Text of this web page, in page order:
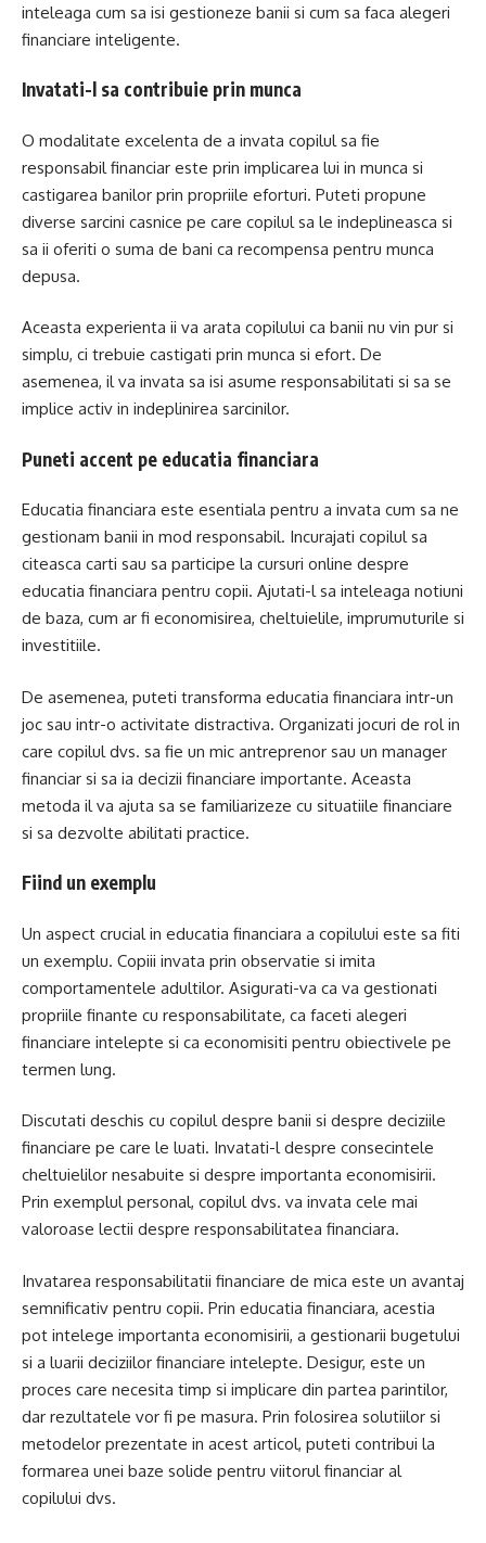
inteleaga cum sa isi gestioneze banii si cum sa faca alegeri
financiare inteligente.
Invatati-l sa contribuie prin munca
O modalitate excelenta de a invata copilul sa fie
responsabil financiar este prin implicarea lui in munca si
castigarea banilor prin propriile eforturi. Puteti propune
diverse sarcini casnice pe care copilul sa le indeplineasca si
sa ii oferiti o suma de bani ca recompensa pentru munca
depusa.
Aceasta experienta ii va arata copilului ca banii nu vin pur si
simplu, ci trebuie castigati prin munca si efort. De
asemenea, il va invata sa isi asume responsabilitati si sa se
implice activ in indeplinirea sarcinilor.
Puneti accent pe educatia financiara
Educatia financiara este esentiala pentru a invata cum sa ne
gestionam banii in mod responsabil. Incurajati copilul sa
citeasca carti sau sa participe la cursuri online despre
educatia financiara pentru copii. Ajutati-l sa inteleaga notiuni
de baza, cum ar fi economisirea, cheltuielile, imprumuturile si
investitiile.
De asemenea, puteti transforma educatia financiara intr-un
joc sau intr-o activitate distractiva. Organizati jocuri de rol in
care copilul dvs. sa fie un mic antreprenor sau un manager
financiar si sa ia decizii financiare importante. Aceasta
metoda il va ajuta sa se familiarizeze cu situatiile financiare
si sa dezvolte abilitati practice.
Fiind un exemplu
Un aspect crucial in educatia financiara a copilului este sa fiti
un exemplu. Copiii invata prin observatie si imita
comportamentele adultilor. Asigurati-va ca va gestionati
propriile finante cu responsabilitate, ca faceti alegeri
financiare intelepte si ca economisiti pentru obiectivele pe
termen lung.
Discutati deschis cu copilul despre banii si despre deciziile
financiare pe care le luati. Invatati-l despre consecintele
cheltuielilor nesabuite si despre importanta economisirii.
Prin exemplul personal, copilul dvs. va invata cele mai
valoroase lectii despre responsabilitatea financiara.
Invatarea responsabilitatii financiare de mica este un avantaj
semnificativ pentru copii. Prin educatia financiara, acestia
pot intelege importanta economisirii, a gestionarii bugetului
si a luarii deciziilor financiare intelepte. Desigur, este un
proces care necesita timp si implicare din partea parintilor,
dar rezultatele vor fi pe masura. Prin folosirea solutiilor si
metodelor prezentate in acest articol, puteti contribui la
formarea unei baze solide pentru viitorul financiar al
copilului dvs.